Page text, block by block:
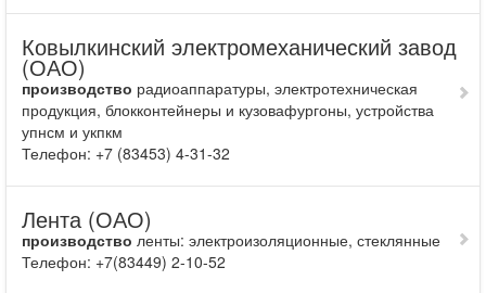
Ковылкинский электромеханический завод
(ОАО)
производство радиоаппара­туры, электротехническая
продукция, блокконтейнеры и кузовафургоны, устройства
упнсм и укпкм
Телефон: +7 (83453) 4-31-32
Лента (ОАО)
производство ленты: электроизоляционные, стеклянные
Телефон: +7(83449) 2-10-52